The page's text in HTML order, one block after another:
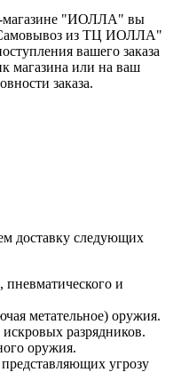
магазине "ИОЛЛА" вы
из ТЦ ИОЛЛА"
вашего заказа
магазина или на ваш
заказа.
доставку следующих
пневматического и
метательное) оружия.
разрядников.
оружия.
угрозу